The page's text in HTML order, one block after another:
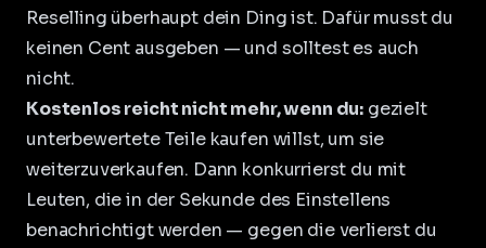
Reselling überhaupt dein Ding ist. Dafür musst du
keinen Cent ausgeben — und solltest es auch
nicht.
Kostenlos reicht nicht mehr, wenn du: gezielt
unterbewertete Teile kaufen willst, um sie
weiterzuverkaufen. Dann konkurrierst du mit
Leuten, die in der Sekunde des Einstellens
benachrichtigt werden — gegen die verlierst du